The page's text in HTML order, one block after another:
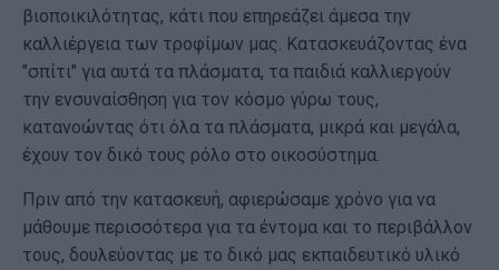
βιοποικιλότητας, κάτι που επηρεάζει άμεσα την
καλλιέργεια των τροφίμων μας. Κατασκευάζοντας ένα
"σπίτι" για αυτά τα πλάσματα, τα παιδιά καλλιεργούν
την ενσυναίσθηση για τον κόσμο γύρω τους,
κατανοώντας ότι όλα τα πλάσματα, μικρά και μεγάλα,
έχουν τον δικό τους ρόλο στο οικοσύστημα.
Πριν από την κατασκευή, αφιερώσαμε χρόνο για να
μάθουμε περισσότερα για τα έντομα και το περιβάλλον
τους, δουλεύοντας με το δικό μας εκπαιδευτικό υλικό